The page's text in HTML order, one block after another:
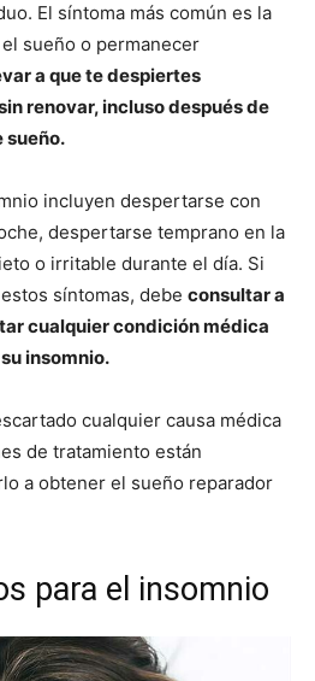
El síntoma más común es la
sueño o permanecer
a que te despiertes
renovar, incluso después de
sueño.
incluyen despertarse con
despertarse temprano en la
o irritable durante el día. Si
síntomas, debe consultar a
cualquier condición médica
insomnio.
cualquier causa médica
de tratamiento están
a obtener el sueño reparador
para el insomnio